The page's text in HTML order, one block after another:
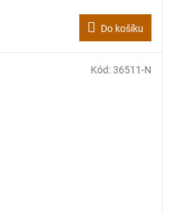
Do košíku
Kód:36511-N